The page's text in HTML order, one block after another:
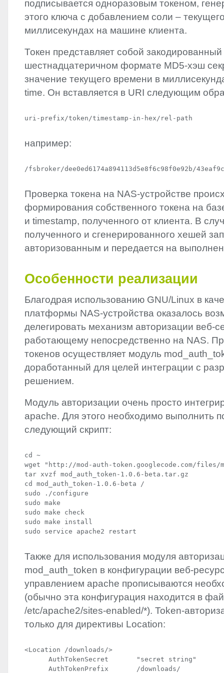
подписывается одноразовым токеном,
этого ключа с добавлением соли –
миллисекундах на машине клиента.
Токен представляет собой закодированный
шестнадцатеричном формате MD5-хэш
значение текущего времени в
time. Он вставляется в URI следующим
uri-prefix/token/timestamp-in-hex/rel-path
например:
/fsbroker/dee0ed6174a894113d5e8f6c98f0e92b/
Проверка токена на NAS-устройстве
формирования собственного токена на
и timestamp, полученного от клиента. В
полученного и сгенерированного хешей
авторизованным и передается на
Особенности реализации
Благодрая использованию GNU/Linux в
платформы NAS-устройства оказалось
делегировать механизм авторизации веб-
работающему непосредственно на NAS.
токенов осуществляет модуль
доработанный для целей интеграции с
решением.
Модуль авторизации очень просто
apache. Для этого необходимо выполнить
следующий скрипт:
cd ~
wget "http://mod-auth-token.googlecode.com/
tar xvzf mod_auth_token-1.0.6-beta.tar.gz
cd mod_auth_token-1.0.6-beta /
sudo ./configure
sudo make
sudo make check
sudo make install
sudo service apache2 restart
Также для использования модуля
mod_auth_token в конфигурации веб-
управлением apache прописываются
(обычно эта конфигурация находится в
/etc/apache2/sites-enabled/*). Token-
только для директивы Location:
<Location /downloads/>
      AuthTokenSecret       "secret string"
      AuthTokenPrefix       /downloads/